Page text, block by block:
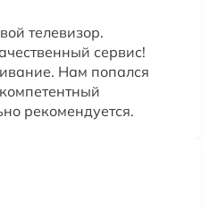
телевизор.
сервис!
Нам попался
рекомендуется.